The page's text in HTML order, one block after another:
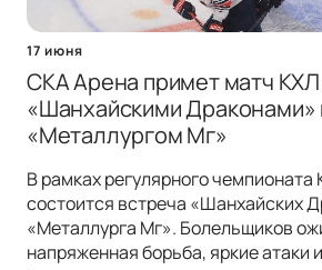
17 июня
СКА Арена примет матч
«Шанхайскими Драконами»
«Металлургом Мг»
В рамках регулярного
состоится встреча «Шанхайских
«Металлурга Мг». Болельщиков
напряженная борьба, яркие атаки